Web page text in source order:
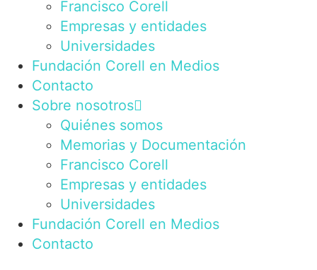
Francisco Corell
Empresas y entidades
Universidades
Fundación Corell en Medios
Contacto
Sobre nosotros
Quiénes somos
Memorias y Documentación
Francisco Corell
Empresas y entidades
Universidades
Fundación Corell en Medios
Contacto